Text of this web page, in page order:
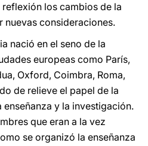
los cambios de la
nuevas consideraciones.
nació en el seno de la
europeas como París,
Oxford, Coimbra, Roma,
de relieve el papel de la
enseñanza y la investigación.
que eran a la vez
se organizó la enseñanza